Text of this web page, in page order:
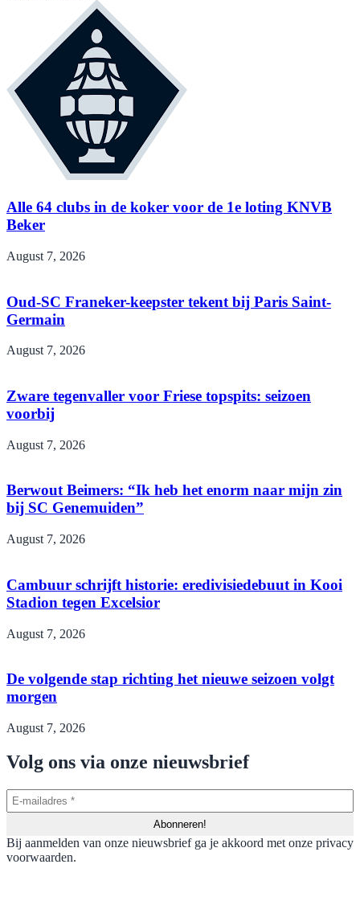
Alle 64 clubs in de koker voor de 1e loting KNVB
Beker
August 7, 2026
Oud-SC Franeker-keepster tekent bij Paris Saint-
Germain
August 7, 2026
Zware tegenvaller voor Friese topspits: seizoen
voorbij
August 7, 2026
Berwout Beimers: “Ik heb het enorm naar mijn zin
bij SC Genemuiden”
August 7, 2026
Cambuur schrijft historie: eredivisiedebuut in Kooi
Stadion tegen Excelsior
August 7, 2026
De volgende stap richting het nieuwe seizoen volgt
morgen
August 7, 2026
Volg ons via onze nieuwsbrief
Bij aanmelden van onze nieuwsbrief ga je akkoord met onze privacy
voorwaarden.